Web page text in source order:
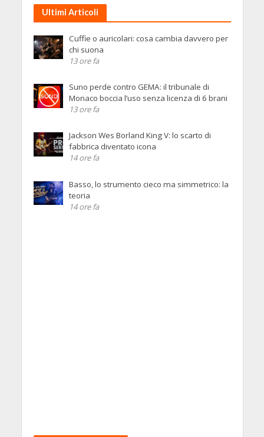
Ultimi Articoli
Cuffie o auricolari: cosa cambia davvero per
chi suona
13 ore fa
Suno perde contro GEMA: il tribunale di
Monaco boccia l’uso senza licenza di 6 brani
13 ore fa
Jackson Wes Borland King V: lo scarto di
fabbrica diventato icona
14 ore fa
Basso, lo strumento cieco ma simmetrico: la
teoria
14 ore fa